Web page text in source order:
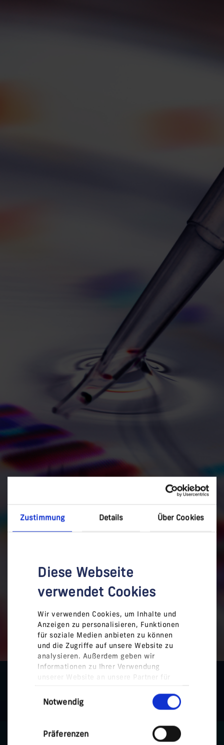
Zustimmung Details Über Cookies
Diese Webseite
verwendet Cookies
Wir verwenden Cookies, um Inhalte und
Anzeigen zu personalisieren, Funktionen
für soziale Medien anbieten zu können
und die Zugriffe auf unsere Website zu
analysieren. Außerdem geben wir
Informationen zu Ihrer Verwendung
unserer Website an unsere Partner für
weiter. Unsere Partner führen diese
Informationen möglicherweise mit
bereitgestellt haben oder die sie im
Rahmen Ihrer Nutzung der Dienste
Notwendig
Präferenzen